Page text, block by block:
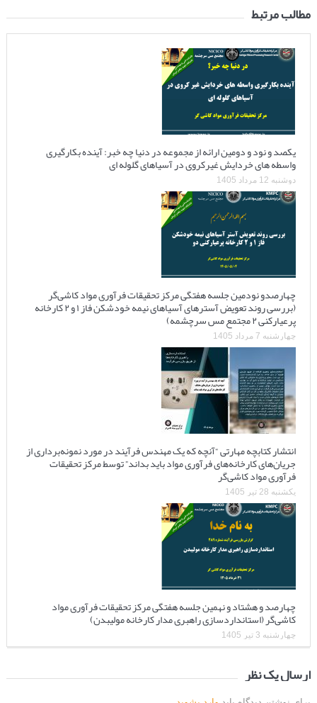
مطالب مرتبط
یکصد و نود و دومین ارائه از مجموعه در دنیا چه خبر: آینده بکارگیری
واسطه های خردایش غیرکروی در آسیاهای گلوله ای
دوشنبه 12 مرداد 1405
چهارصدو نودمین جلسه هفتگی مرکز تحقیقات فرآوری مواد کاشی‌گر
(بررسی روند تعویض آسترهای آسیاهای نیمه خودشکن فاز ۱ و ۲ کارخانه
پرعیارکنی ۲ مجتمع مس سرچشمه)
چهارشنبه 7 مرداد 1405
انتشار کتابچه مهارتی “آنچه که یک مهندس فرآیند در مورد نمونه‌برداری از
جریان‌های کارخانه‌های فرآوری مواد باید بداند” توسط مرکز تحقیقات
فرآوری مواد کاشی‌گر
یکشنبه 28 تیر 1405
چهارصد و هشتاد و نهمین جلسه هفتگی مرکز تحقیقات فرآوری مواد
کاشی‌گر (استانداردسازی راهبری مدار کارخانه مولیبدن)
چهارشنبه 3 تیر 1405
ارسال یک نظر